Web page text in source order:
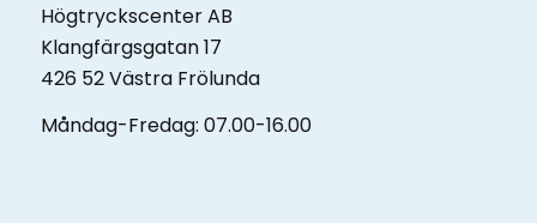
Högtryckscenter AB
Klangfärgsgatan 17
426 52 Västra Frölunda
Måndag-Fredag: 07.00-16.00